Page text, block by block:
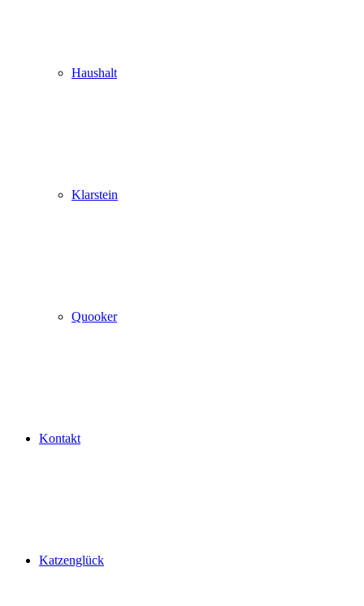
Haushalt
Klarstein
Quooker
Kontakt
Katzenglück